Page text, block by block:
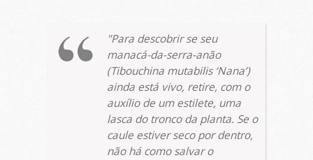
Para descobrir se seu
manacá-da-serra-anão
(Tibouchina mutabilis‘Nana’)
ainda está vivo, retire, com o
auxílio de um estilete, uma
lasca do tronco da planta. Se o
caule estiver seco por dentro,
não há como salvar o